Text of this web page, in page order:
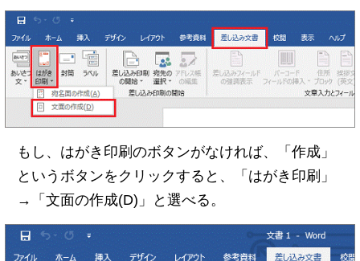
もし、はがき印刷のボタンがなければ、「作成」
というボタンをクリックすると、「はがき印刷」
→「文面の作成(D)」と選べる。